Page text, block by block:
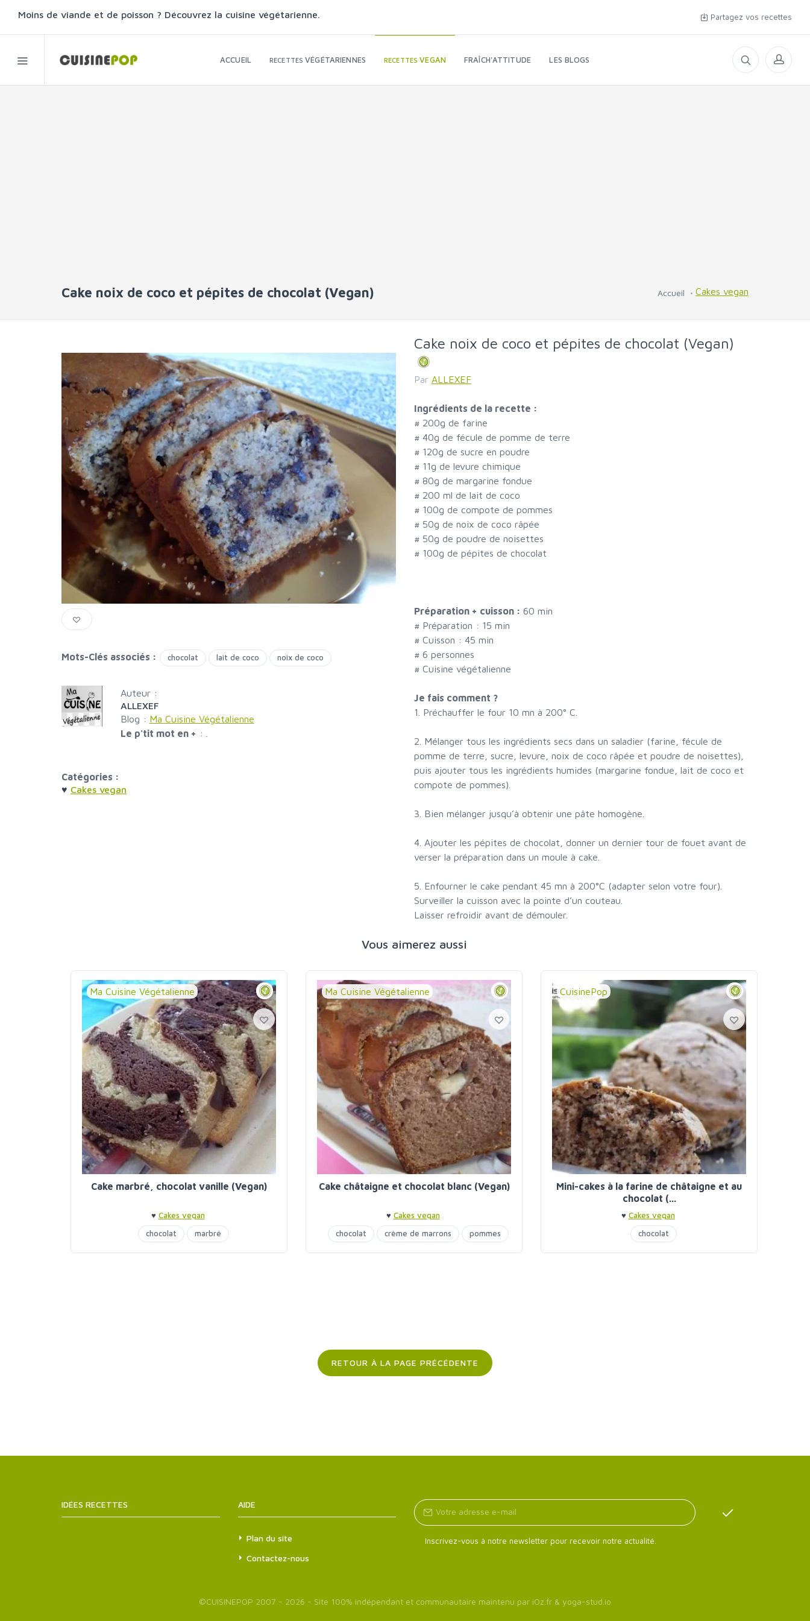
Moins de viande et de poisson ? Découvrez la cuisine végétarienne. Partagez vos recettes
ACCUEIL RECETTESVÉGÉTARIENNES RECETTESVEGAN FRAÎCH'ATTITUDE LES BLOGS
Cake noix de coco et pépites de chocolat (Vegan) Accueil Cakes vegan
Mots-Clés associés : chocolat lait de coco noix de coco
Auteur :
ALLEXEF
Blog : Ma Cuisine Végétalienne
Le p'tit mot en + :
Catégories :
♥ Cakes vegan
Cake noix de coco et pépites de chocolat (Vegan)
Par ALLEXEF
Ingrédients de la recette :
# 200g de farine
# 40g de fécule de pomme de terre
# 120g de sucre en poudre
# 11g de levure chimique
# 80g de margarine fondue
# 200 ml de lait de coco
# 100g de compote de pommes
# 50g de noix de coco râpée
# 50g de poudre de noisettes
# 100g de pépites de chocolat
Préparation + cuisson : 60 min
# Préparation : 15 min
# Cuisson : 45 min
# 6 personnes
# Cuisine végétalienne
Je fais comment ?
1. Préchauffer le four 10 mn à 200° C.
2. Mélanger tous les ingrédients secs dans un saladier (farine, fécule de
pomme de terre, sucre, levure, noix de coco râpée et poudre de noisettes),
puis ajouter tous les ingrédients humides (margarine fondue, lait de coco et
compote de pommes).
3. Bien mélanger jusqu’à obtenir une pâte homogène.
4. Ajouter les pépites de chocolat, donner un dernier tour de fouet avant de
verser la préparation dans un moule à cake.
5. Enfourner le cake pendant 45 mn à 200°C (adapter selon votre four).
Surveiller la cuisson avec la pointe d’un couteau.
Laisser refroidir avant de démouler.
Vous aimerez aussi
Ma Cuisine Végétalienne
Cake marbré, chocolat vanille (Vegan)
♥ Cakes vegan
chocolat
marbré
Ma Cuisine Végétalienne
Cake châtaigne et chocolat blanc (Vegan)
♥ Cakes vegan
chocolat
crème de marrons pommes
CuisinePop
Mini-cakes à la farine de châtaigne et au
chocolat (...
♥ Cakes vegan
chocolat
RETOUR À LA PAGE PRÉCÉDENTE
IDÉES RECETTES AIDE
Plan du site
Contactez-nous
Inscrivez-vous à notre newsletter pour recevoir notre actualité.
©CUISINEPOP 2007 - 2026 - Site 100% indépendant et communautaire maintenu par iOz.fr & yoga-stud.io